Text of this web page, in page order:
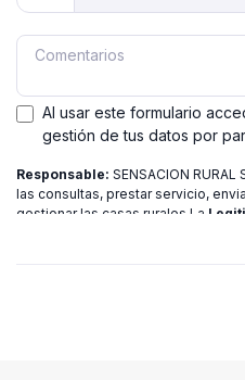
Al usar este formulario
gestión de tus datos por
Responsable: SENSACION RURAL
las consultas, prestar servicio,
gestionar las casas rurales La